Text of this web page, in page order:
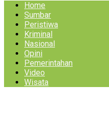
Home
Sumbar
Peristiwa
Kriminal
Nasional
Opini
Pemerintahan
Video
Wisata